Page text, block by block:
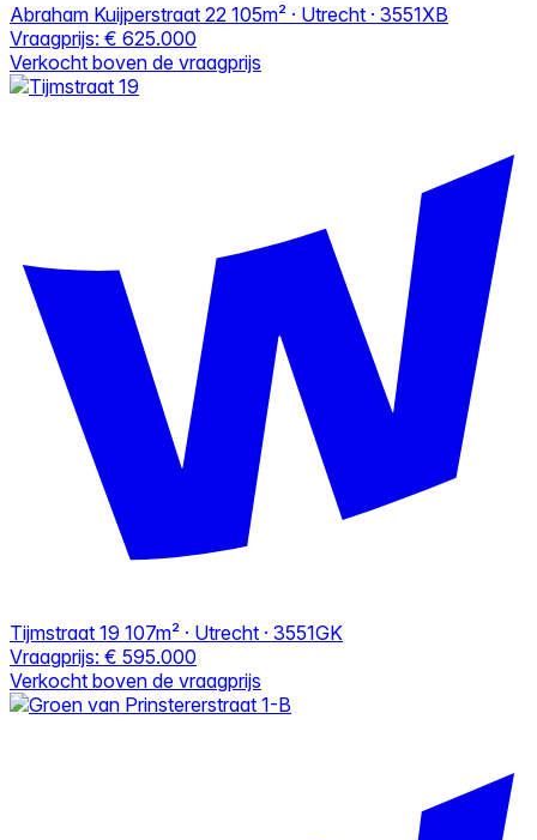
Abraham Kuijperstraat 22 105m² · Utrecht · 3551XB
Vraagprijs: € 625.000
Verkocht boven de vraagprijs
Tijmstraat 19 107m² · Utrecht · 3551GK
Vraagprijs: € 595.000
Verkocht boven de vraagprijs